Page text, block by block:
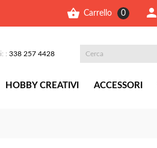
 Carrello 0 
: 338 257 4428
HOBBY CREATIVI ACCESSORI